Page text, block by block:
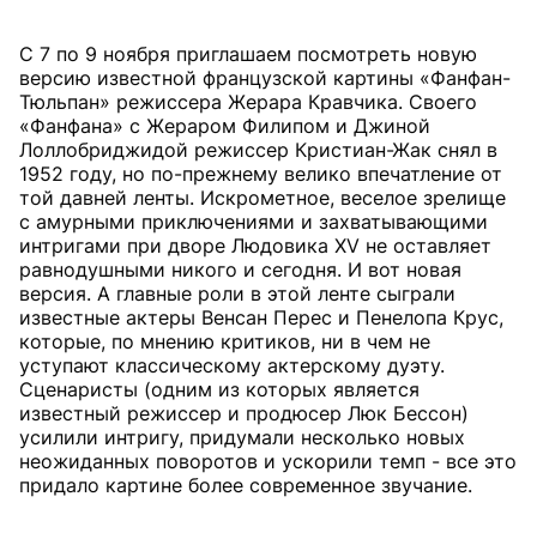
С 7 по 9 ноября приглашаем посмотреть новую
версию известной французской картины «Фанфан-
Тюльпан» режиссера Жерара Кравчика. Своего
«Фанфана» с Жераром Филипом и Джиной
Лоллобриджидой режиссер Кристиан-Жак снял в
1952 году, но по-прежнему велико впечатление от
той давней ленты. Искрометное, веселое зрелище
с амурными приключениями и захватывающими
интригами при дворе Людовика XV не оставляет
равнодушными никого и сегодня. И вот новая
версия. А главные роли в этой ленте сыграли
известные актеры Венсан Перес и Пенелопа Крус,
которые, по мнению критиков, ни в чем не
уступают классическому актерскому дуэту.
Сценаристы (одним из которых является
известный режиссер и продюсер Люк Бессон)
усилили интригу, придумали несколько новых
неожиданных поворотов и ускорили темп - все это
придало картине более современное звучание.